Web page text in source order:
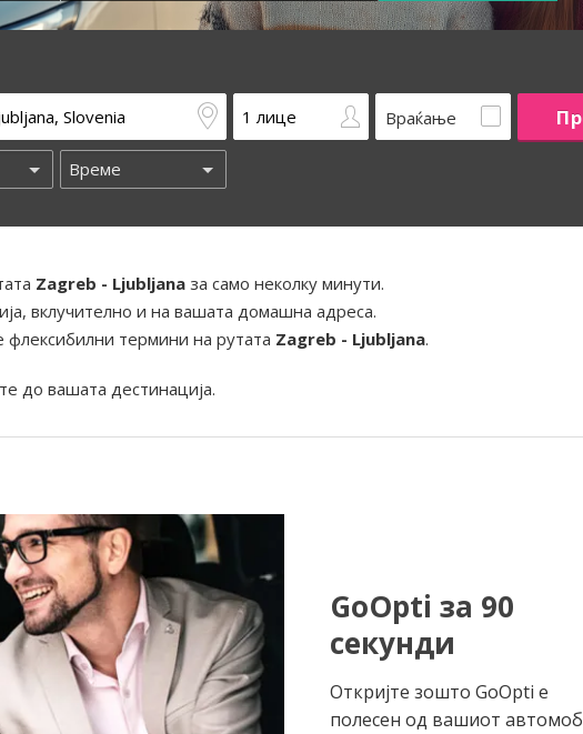
Враќање
Zagreb - Ljubljana за само неколку минути.
вклучително и на вашата домашна адреса.
термини на рутата Zagreb - Ljubljana.
до вашата дестинација.
GoOpti за 90
секунди
Откријте зошто GoOpti е
полесен од вашиот